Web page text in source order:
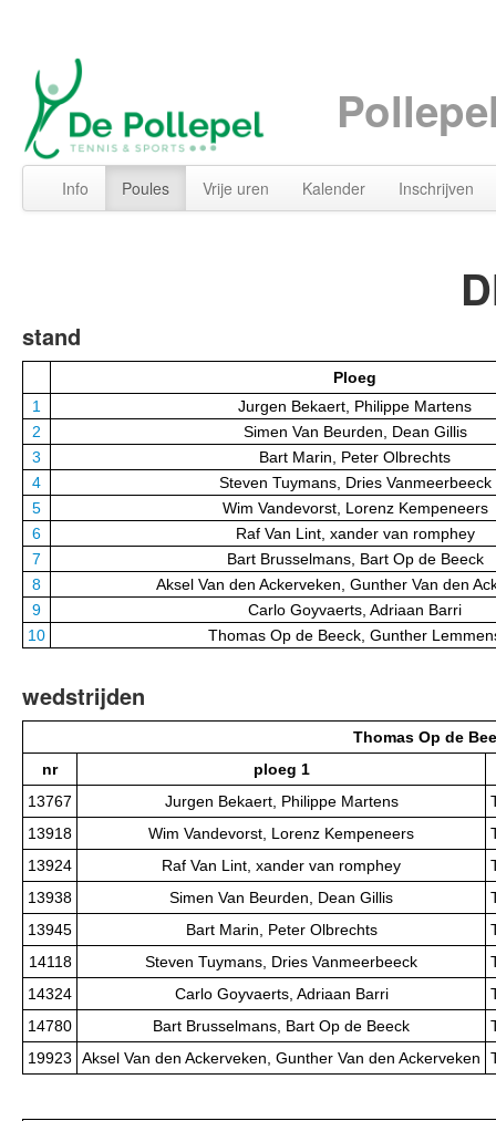
Info Poules Vrije uren Kalender Inschrijven
stand
Ploeg
1
Jurgen Bekaert, Philippe Martens
2
Simen Van Beurden, Dean Gillis
3
Bart Marin, Peter Olbrechts
4
Steven Tuymans, Dries Vanmeerbeeck
5
Wim Vandevorst, Lorenz Kempeneers
6
Raf Van Lint, xander van romphey
7
Bart Brusselmans, Bart Op de Beeck
8
Aksel Van den Ackerveken, Gunther Van den
9
Carlo Goyvaerts, Adriaan Barri
10
Thomas Op de Beeck, Gunther
wedstrijden
Thomas Op de
nr
ploeg 1
13767
Jurgen Bekaert, Philippe Martens
13918
Wim Vandevorst, Lorenz Kempeneers
13924
Raf Van Lint, xander van romphey
13938
Simen Van Beurden, Dean Gillis
13945
Bart Marin, Peter Olbrechts
14118
Steven Tuymans, Dries Vanmeerbeeck
14324
Carlo Goyvaerts, Adriaan Barri
14780
Bart Brusselmans, Bart Op de Beeck
19923
Aksel Van den Ackerveken, Gunther Van den Ackerveken